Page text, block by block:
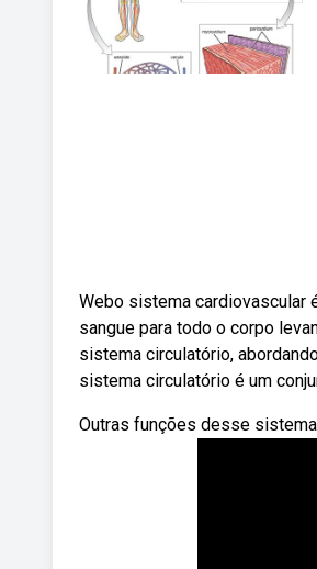
Webo sistema cardiovascular
sangue para todo o corpo
sistema circulatório,
sistema circulatório é um
Outras funções desse